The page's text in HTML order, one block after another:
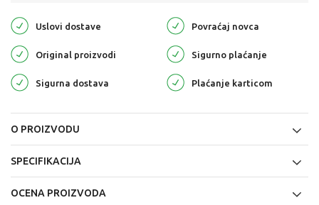
Uslovi dostave Povraćaj novca
Original proizvodi Sigurno plaćanje
Sigurna dostava Plaćanje karticom
O PROIZVODU
SPECIFIKACIJA
OCENA PROIZVODA